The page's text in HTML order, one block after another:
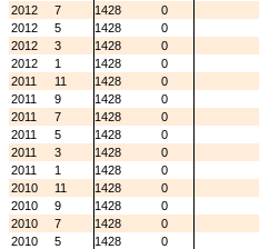
2012
7 1428
0
2012
5 1428
0
2012
3 1428
0
2012
1 1428
0
2011
11 1428
0
2011
9 1428
0
2011
7 1428
0
2011
5 1428
0
2011
3 1428
0
2011
1 1428
0
2010
11 1428
0
2010
9 1428
0
2010
7 1428
0
2010
5 1428
0